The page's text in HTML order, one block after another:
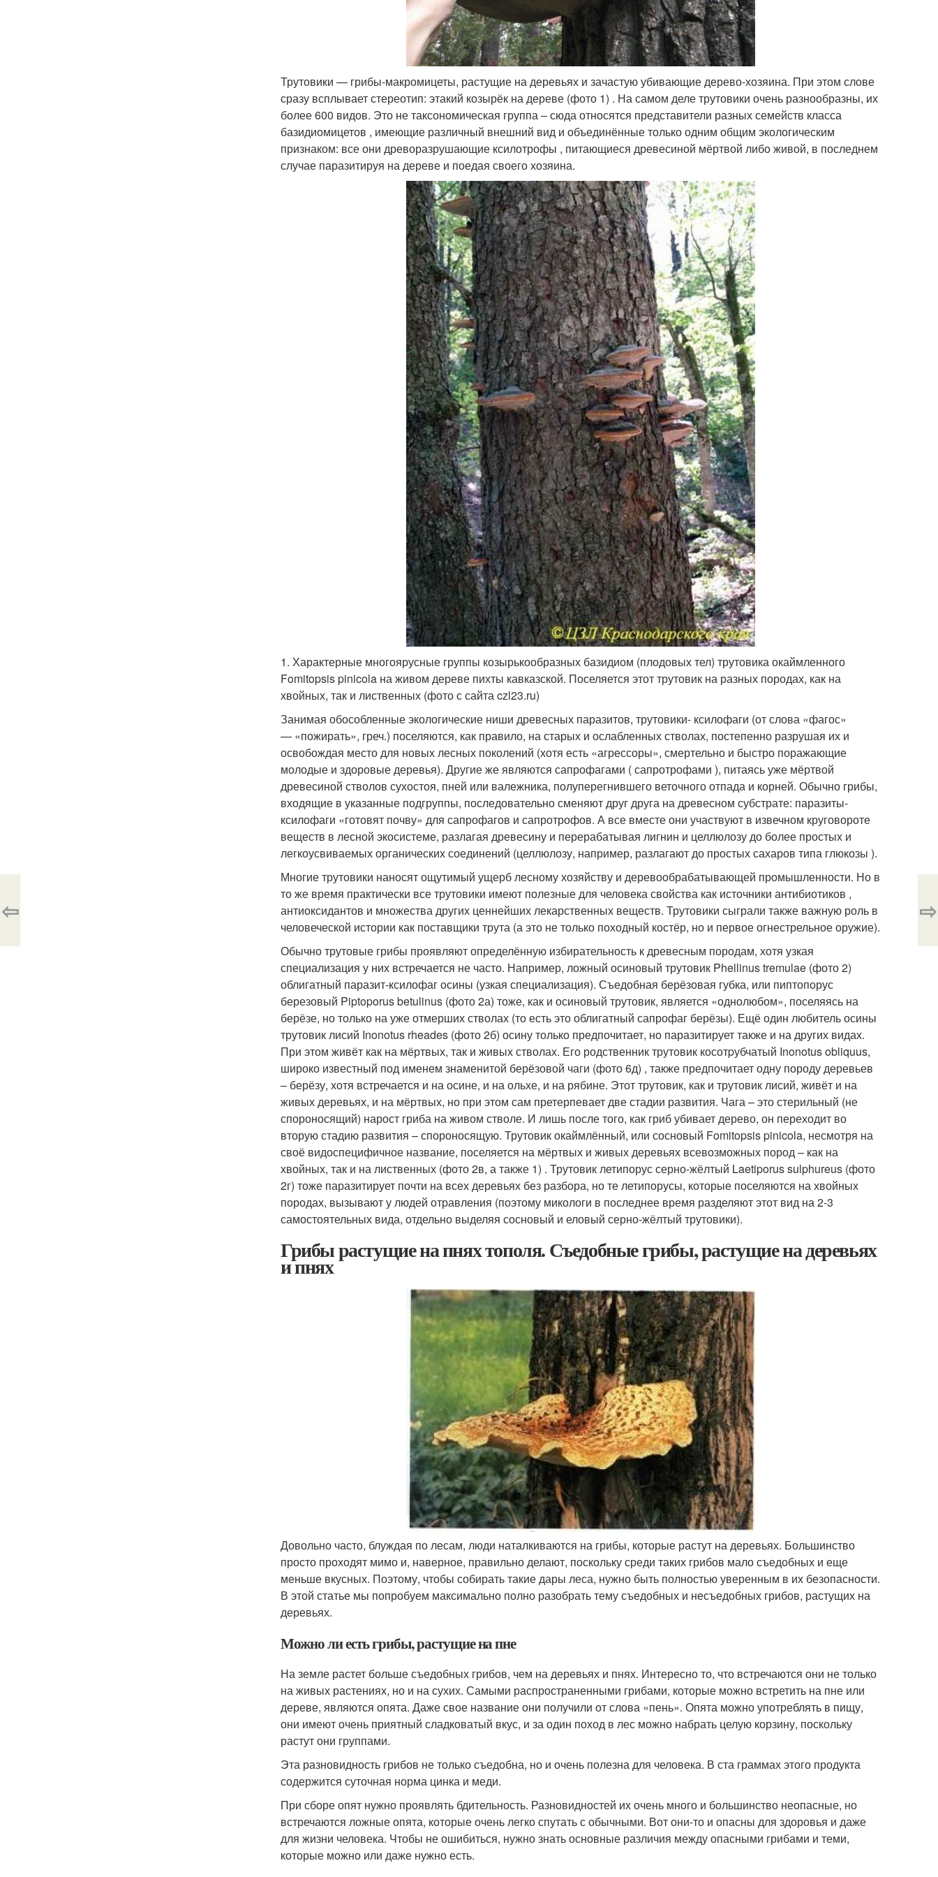
Трутовики — грибы-макромицеты, растущие на деревьях и зачастую убивающие дерево-хозяина. При этом слове
сразу всплывает стереотип: этакий козырёк на дереве (фото 1) . На самом деле трутовики очень разнообразны, их
более 600 видов. Это не таксономическая группа – сюда относятся представители разных семейств класса
базидиомицетов , имеющие различный внешний вид и объединённые только одним общим экологическим
признаком: все они древоразрушающие ксилотрофы , питающиеся древесиной мёртвой либо живой, в последнем
случае паразитируя на дереве и поедая своего хозяина.
1. Характерные многоярусные группы козырькообразных базидиом (плодовых тел) трутовика окаймленного
Fomitopsis pinicola на живом дереве пихты кавказской. Поселяется этот трутовик на разных породах, как на
хвойных, так и лиственных (фото с сайта czl23.ru)
Занимая обособленные экологические ниши древесных паразитов, трутовики- ксилофаги (от слова «фагос»
— «пожирать», греч.) поселяются, как правило, на старых и ослабленных стволах, постепенно разрушая их и
освобождая место для новых лесных поколений (хотя есть «агрессоры», смертельно и быстро поражающие
молодые и здоровые деревья). Другие же являются сапрофагами ( сапротрофами ), питаясь уже мёртвой
древесиной стволов сухостоя, пней или валежника, полуперегнившего веточного отпада и корней. Обычно грибы,
входящие в указанные подгруппы, последовательно сменяют друг друга на древесном субстрате: паразиты-
ксилофаги «готовят почву» для сапрофагов и сапротрофов. А все вместе они участвуют в извечном круговороте
веществ в лесной экосистеме, разлагая древесину и перерабатывая лигнин и целлюлозу до более простых и
легкоусвиваемых органических соединений (целлюлозу, например, разлагают до простых сахаров типа глюкозы ).
Многие трутовики наносят ощутимый ущерб лесному хозяйству и деревообрабатывающей промышленности. Но в
то же время практически все трутовики имеют полезные для человека свойства как источники антибиотиков ,
антиоксидантов и множества других ценнейших лекарственных веществ. Трутовики сыграли также важную роль в
человеческой истории как поставщики трута (а это не только походный костёр, но и первое огнестрельное оружие).
Обычно трутовые грибы проявляют определённую избирательность к древесным породам, хотя узкая
специализация у них встречается не часто. Например, ложный осиновый трутовик Phellinus tremulae (фото 2)
облигатный паразит-ксилофаг осины (узкая специализация). Съедобная берёзовая губка, или пиптопорус
березовый Piptoporus betulinus (фото 2а) тоже, как и осиновый трутовик, является «однолюбом», поселяясь на
берёзе, но только на уже отмерших стволах (то есть это облигатный сапрофаг берёзы). Ещё один любитель осины
трутовик лисий Inonotus rheades (фото 2б) осину только предпочитает, но паразитирует также и на других видах.
При этом живёт как на мёртвых, так и живых стволах. Его родственник трутовик косотpубчатый Inonotus obliquus,
широко известный под именем знаменитой берёзовой чаги (фото 6д) , также предпочитает одну породу деревьев
– берёзу, хотя встречается и на осине, и на ольхе, и на рябине. Этот трутовик, как и трутовик лисий, живёт и на
живых деревьях, и на мёртвых, но при этом сам претерпевает две стадии развития. Чага – это стерильный (не
спороносящий) нарост гриба на живом стволе. И лишь после того, как гриб убивает дерево, он переходит во
вторую стадию развития – спороносящую. Трутовик окаймлённый, или сосновый Fomitopsis pinicola, несмотря на
своё видоспецифичное название, поселяется на мёртвых и живых деревьях всевозможных пород – как на
хвойных, так и на лиственных (фото 2в, а также 1) . Трутовик летипорус серно-жёлтый Laetiporus sulphureus (фото
2г) тоже паразитирует почти на всех деревьях без разбора, но те летипорусы, которые поселяются на хвойных
породах, вызывают у людей отравления (поэтому микологи в последнее время разделяют этот вид на 2-3
самостоятельных вида, отдельно выделяя сосновый и еловый серно-жёлтый трутовики).
Грибы растущие на пнях тополя. Съедобные грибы, растущие на деревьях
и пнях
Довольно часто, блуждая по лесам, люди наталкиваются на грибы, которые растут на деревьях. Большинство
просто проходят мимо и, наверное, правильно делают, поскольку среди таких грибов мало съедобных и еще
меньше вкусных. Поэтому, чтобы собирать такие дары леса, нужно быть полностью уверенным в их безопасности.
В этой статье мы попробуем максимально полно разобрать тему съедобных и несъедобных грибов, растущих на
деревьях.
Можно ли есть грибы, растущие на пне
На земле растет больше съедобных грибов, чем на деревьях и пнях. Интересно то, что встречаются они не только
на живых растениях, но и на сухих. Самыми распространенными грибами, которые можно встретить на пне или
дереве, являются опята. Даже свое название они получили от слова «пень». Опята можно употреблять в пищу,
они имеют очень приятный сладковатый вкус, и за один поход в лес можно набрать целую корзину, поскольку
растут они группами.
Эта разновидность грибов не только съедобна, но и очень полезна для человека. В ста граммах этого продукта
содержится суточная норма цинка и меди.
При сборе опят нужно проявлять бдительность. Разновидностей их очень много и большинство неопасные, но
встречаются ложные опята, которые очень легко спутать с обычными. Вот они-то и опасны для здоровья и даже
для жизни человека. Чтобы не ошибиться, нужно знать основные различия между опасными грибами и теми,
которые можно или даже нужно есть.
⇦ ⇨